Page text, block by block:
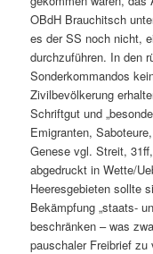
OBdH Brauchitsch
es der SS noch nicht,
durchzuführen. In den
Sonderkommandos
Zivilbevölkerung
Schriftgut und
Emigranten,
Genese vgl. Streit,
abgedruckt in Wette/
Heeresgebieten sollte
Bekämpfung „staats-
beschränken – was
pauschaler Freibrief zu